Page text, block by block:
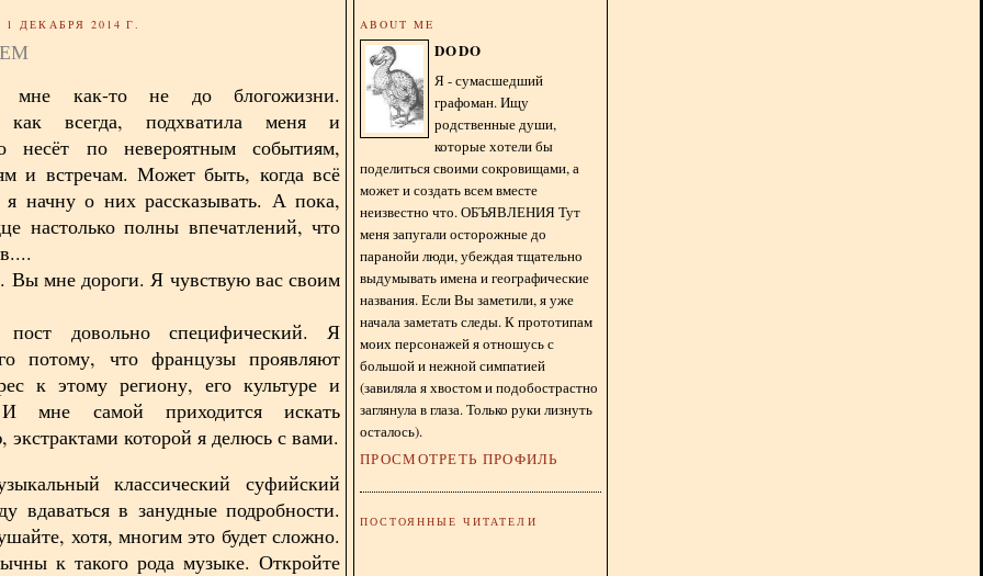
ДЕКАБРЯ 2014 Г.
мне как-то не до блогожизни.
как всегда, подхватила меня и
несёт по невероятным событиям,
и встречам. Может быть, когда всё
я начну о них рассказывать. А пока,
настолько полны впечатлений, что
мне дороги. Я чувствую вас своим
довольно специфический. Я
потому, что французы проявляют
к этому региону, его культуре и
И мне самой приходится искать
которой я делюсь с вами.
классический суфийский
вдаваться в занудные подробности.
хотя, многим это будет сложно.
к такого рода музыке. Откройте
ABOUT ME
DODO
Я - сумасшедший
графоман. Ищу
родственные души,
которые хотели бы
поделиться своими сокровищами, а
может и создать всем вместе
неизвестно что. ОБЪЯВЛЕНИЯ Тут
меня запугали осторожные до
паранойи люди, убеждая тщательно
выдумывать имена и географические
названия. Если Вы заметили, я уже
начала заметать следы. К прототипам
моих персонажей я отношусь с
большой и нежной симпатией
(завиляла я хвостом и подобострастно
заглянула в глаза. Только руки лизнуть
осталось).
ПРОСМОТРЕТЬ ПРОФИЛЬ
ПОСТОЯННЫЕ ЧИТАТЕЛИ